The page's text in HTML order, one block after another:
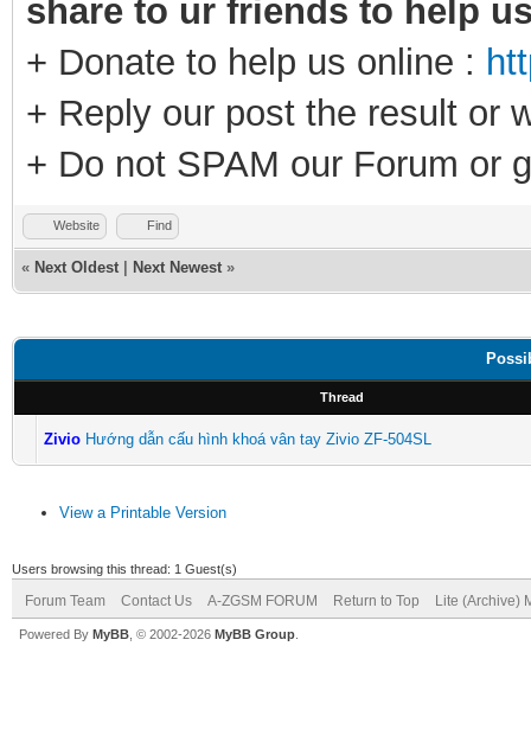
share to ur friends to help
+ Donate to help us online :
+ Reply our post the result or
+ Do not SPAM our Forum or
Website Find
« Next Oldest Next Newest »
Thread
Zivio Hướng dẫn cấu hình khoá vân tay Zivio ZF-504SL
View a Printable Version
Users browsing this thread: 1 Guest(s)
Forum Team Contact Us A-ZGSM FORUM Return to Top Lite (Archive)
Powered By MyBB , © 2002-2026 MyBB Group